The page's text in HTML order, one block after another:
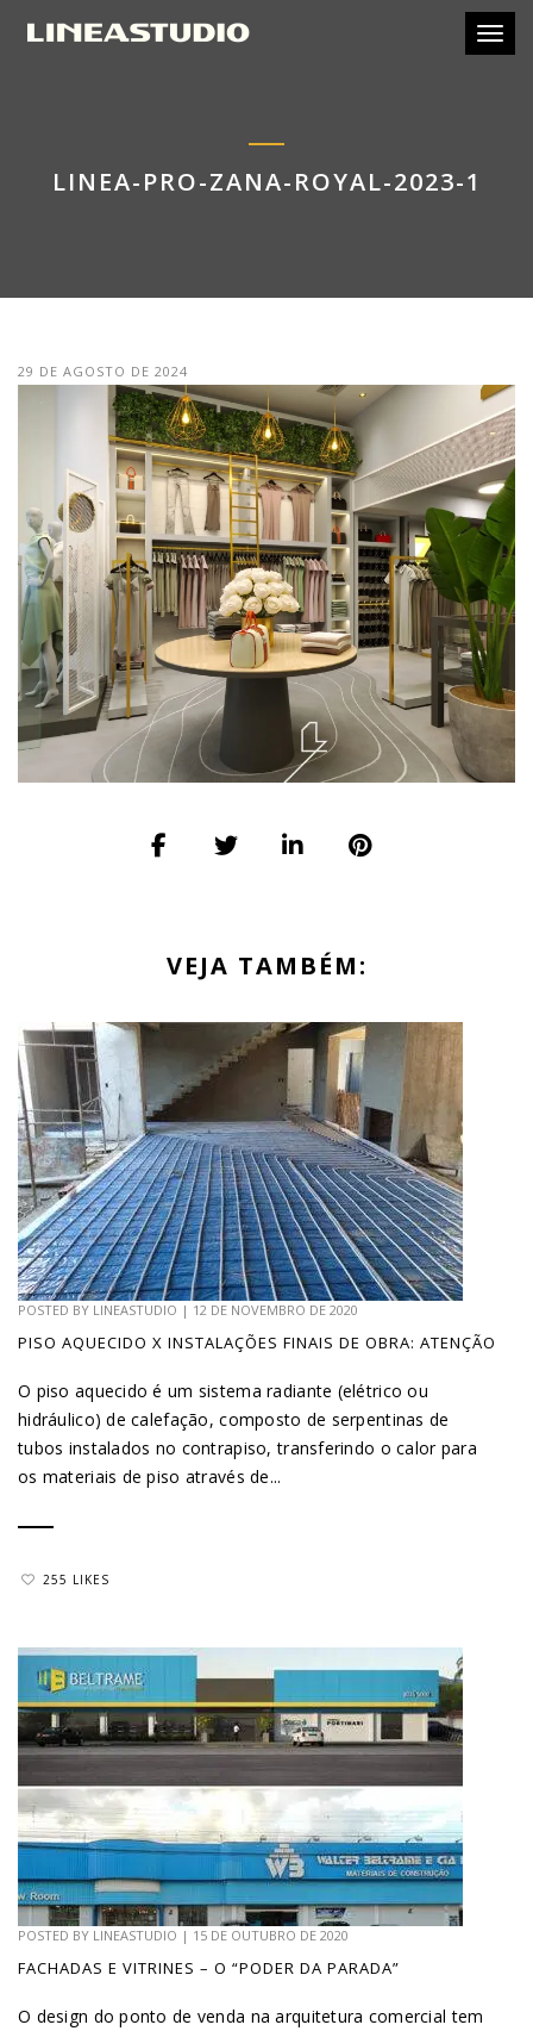
LINEA-PRO-ZANA-ROYAL-2023-1
29 DE AGOSTO DE 2024
VEJA TAMBÉM:
POSTED BY LINEASTUDIO | 12 DE NOVEMBRO DE 2020
PISO AQUECIDO X INSTALAÇÕES FINAIS DE OBRA: ATENÇÃO
O piso aquecido é um sistema radiante (elétrico ou
hidráulico) de calefação, composto de serpentinas de
tubos instalados no contrapiso, transferindo o calor para
os materiais de piso através de...
255 LIKES
POSTED BY LINEASTUDIO | 15 DE OUTUBRO DE 2020
FACHADAS E VITRINES – O “PODER DA PARADA”
O design do ponto de venda na arquitetura comercial tem